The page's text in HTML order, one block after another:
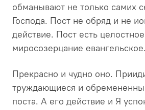
обманывают не только самих
Господа. Пост не обряд и не
действие. Пост есть целостное
миросозерцание евангельское.
Прекрасно и чудно оно.
труждающиеся и
поста. А его действие и Я